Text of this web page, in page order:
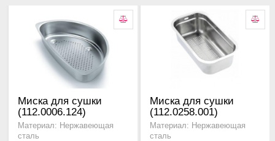
Миска для сушки
(112.0006.124)
Материал: Нержавеющая
сталь
Миска для сушки
(112.0258.001)
Материал: Нержавеющая
сталь